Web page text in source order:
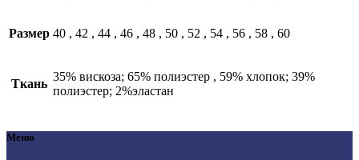
Размер 40 , 42 , 44 , 46 , 48 , 50 , 52 , 54 , 56 , 58 , 60
Ткань
35% вискоза; 65% полиэстер , 59% хлопок; 39%
полиэстер; 2%эластан
Меню